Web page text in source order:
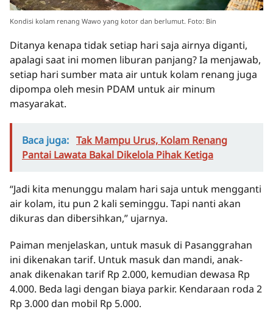
Kondisi kolam renang Wawo yang kotor dan berlumut. Foto: Bin
Ditanya kenapa tidak setiap hari saja airnya diganti,
apalagi saat ini momen liburan panjang? Ia menjawab,
setiap hari sumber mata air untuk kolam renang juga
dipompa oleh mesin PDAM untuk air minum
masyarakat.
Baca juga: Tak Mampu Urus, Kolam Renang
Pantai Lawata Bakal Dikelola Pihak Ketiga
“Jadi kita menunggu malam hari saja untuk mengganti
air kolam, itu pun 2 kali seminggu. Tapi nanti akan
dikuras dan dibersihkan,” ujarnya.
Paiman menjelaskan, untuk masuk di Pasanggrahan
ini dikenakan tarif. Untuk masuk dan mandi, anak-
anak dikenakan tarif Rp 2.000, kemudian dewasa Rp
4.000. Beda lagi dengan biaya parkir. Kendaraan roda 2
Rp 3.000 dan mobil Rp 5.000.